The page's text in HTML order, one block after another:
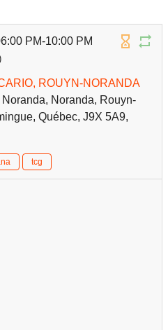
PM-10:00 PM
ROUYN-NORANDA
Noranda, Rouyn-
Québec, J9X 5A9,
tcg